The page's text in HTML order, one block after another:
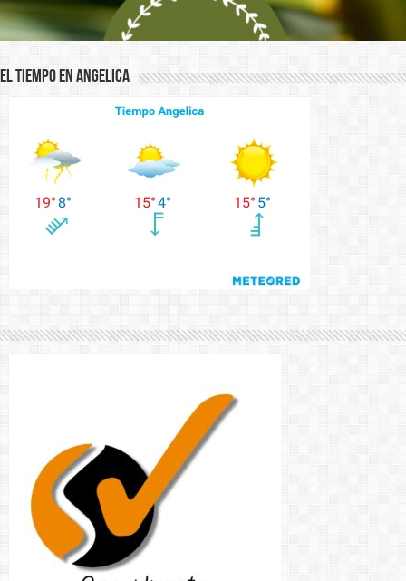
El Tiempo en Angelica